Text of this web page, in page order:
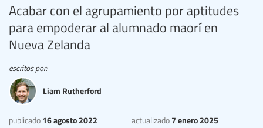
Acabar con el agrupamiento por aptitudes
para empoderar al alumnado maorí en
Nueva Zelanda
publicado 16 agosto 2022 actualizado 7 enero 2025
escritos por:
Liam Rutherford